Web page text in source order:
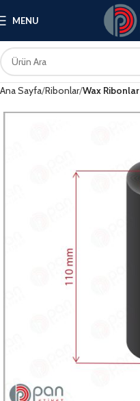
MENU
Ana Sayfa Ribonlar Wax Ribonlar